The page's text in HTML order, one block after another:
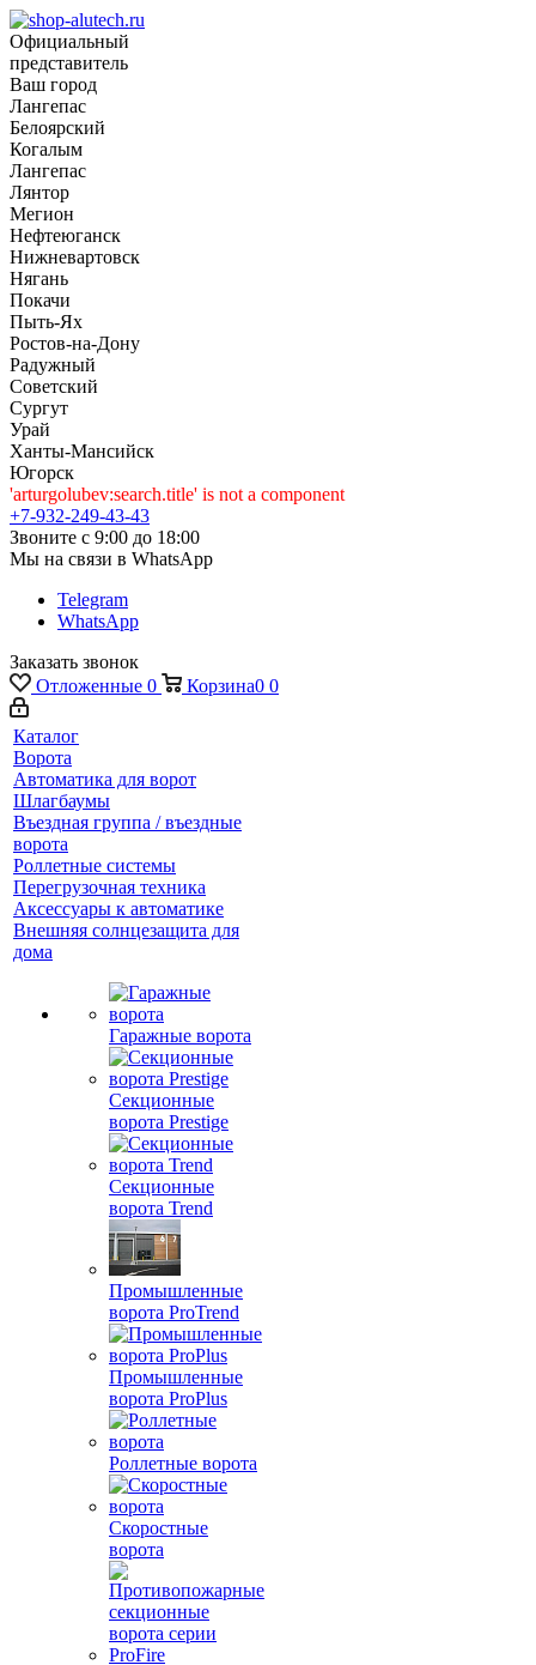
Официальный
представитель
Ваш город
Лангепас
Белоярский
Когалым
Лангепас
Лянтор
Мегион
Нефтеюганск
Нижневартовск
Нягань
Покачи
Пыть-Ях
Рoстов-на-Дону
Радужный
Советский
Сургут
Урай
Ханты-Мансийск
Югорск
'arturgolubev:search.title' is not a component
+7-932-249-43-43
Звоните с 9:00 до 18:00
Мы на связи в WhatsApp
Telegram
WhatsApp
Заказать звонок
Отложенные 0 Корзина0 0
Каталог
Ворота
Автоматика для ворот
Шлагбаумы
Въездная группа / въездные
ворота
Роллетные системы
Перегрузочная техника
Аксессуары к автоматике
Внешняя солнцезащита для
дома
Гаражные ворота
Секционные
ворота Prestige
Секционные
ворота Trend
Промышленные
ворота ProTrend
Промышленные
ворота ProPlus
Роллетные ворота
Скоростные
ворота